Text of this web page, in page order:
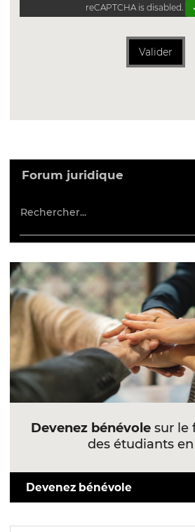
reCAPTCHA is disabled.
Valider
Forum juridique
Devenez bénévolesur le
des étudiants
Devenez bénévole